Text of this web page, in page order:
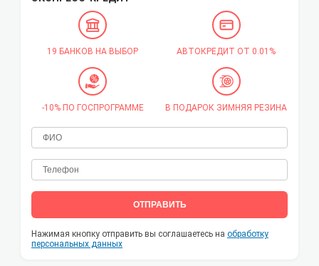
19 БАНКОВ НА ВЫБОР АВТОКРЕДИТ ОТ 0.01%
-10% ПО ГОСПРОГРАММЕ В ПОДАРОК ЗИМНЯЯ РЕЗИНА
ОТПРАВИТЬ
Нажимая кнопку отправить вы соглашаетесь на обработку
персональных данных